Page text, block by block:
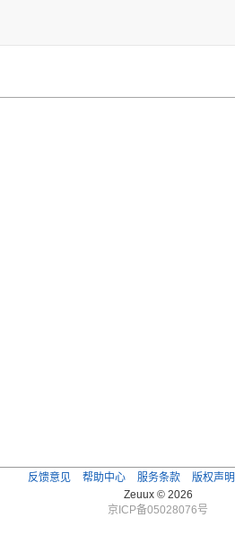
反馈意见 帮助中心 服务条款 版权声明
Zeuux © 2026
京ICP备05028076号